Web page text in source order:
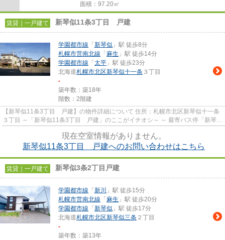
面積：97.20㎡
賃貸｜一戸建て 新琴似11条3丁目 戸建
学園都市線 「 新琴似 」駅 徒歩8分
札幌市営南北線 「 麻生 」駅 徒歩14分
学園都市線 「 太平 」駅 徒歩23分
北海道札幌市北区新琴似十一条 ３丁目
-
築年数：築18年
階数：2階建
【新琴似11条3丁目 戸建】の物件詳細について 住所：札幌市北区新琴似十一条
３丁目 ～「新琴似11条3丁目 戸建」のここがイチオシ～ ～ 最寄バス停「新琴似
現在空室情報がありません。
新琴似11条3丁目 戸建へのお問い合わせはこちら
賃貸｜一戸建て 新琴似3条2丁目戸建
学園都市線 「 新川
」駅 徒歩15分
札幌市営南北線 「 麻生 」駅 徒歩20分
学園都市線 「 新琴似 」駅 徒歩17分
北海道札幌市北区新琴似三条 ２丁目
-
築年数：築13年